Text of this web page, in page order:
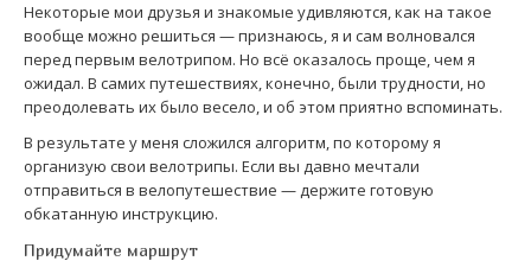
Некоторые мои друзья и знакомые удивляются, как на такое
вообще можно решиться — признаюсь, я и сам волновался
перед первым велотрипом. Но всё оказалось проще, чем я
ожидал. В самих путешествиях, конечно, были трудности, но
преодолевать их было весело, и об этом приятно вспоминать.
В результате у меня сложился алгоритм, по которому я
организую свои велотрипы. Если вы давно мечтали
отправиться в велопутешествие — держите готовую
обкатанную инструкцию.
Придумайте маршрут